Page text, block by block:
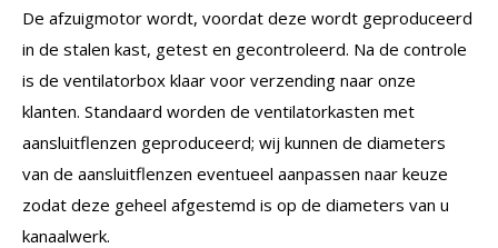
De afzuigmotor wordt, voordat deze wordt geproduceerd
in de stalen kast, getest en gecontroleerd. Na de controle
is de ventilatorbox klaar voor verzending naar onze
klanten. Standaard worden de ventilatorkasten met
aansluitflenzen geproduceerd; wij kunnen de diameters
van de aansluitflenzen eventueel aanpassen naar keuze
zodat deze geheel afgestemd is op de diameters van u
kanaalwerk.